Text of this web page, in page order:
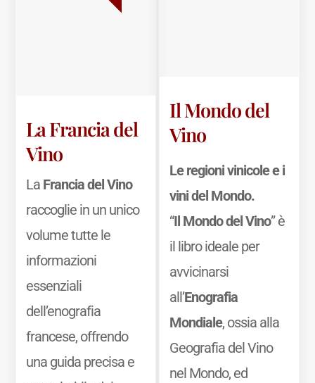
La Francia del
Vino
La Francia del Vino
raccoglie in un unico
volume tutte le
informazioni
essenziali
dell’enografia
francese, offrendo
una guida precisa e
Il Mondo del
Vino
Le regioni vinicole e i
vini del Mondo.
“Il Mondo del Vino” è
il libro ideale per
avvicinarsi
all’Enografia
Mondiale, ossia alla
Geografia del Vino
nel Mondo, ed